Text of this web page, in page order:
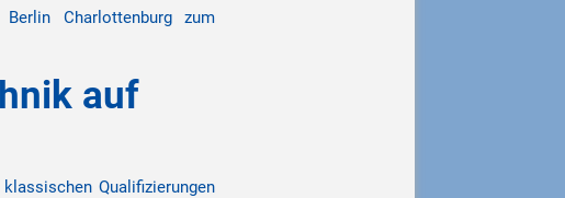
Charlottenburg zum
auf
Qualifizierungen